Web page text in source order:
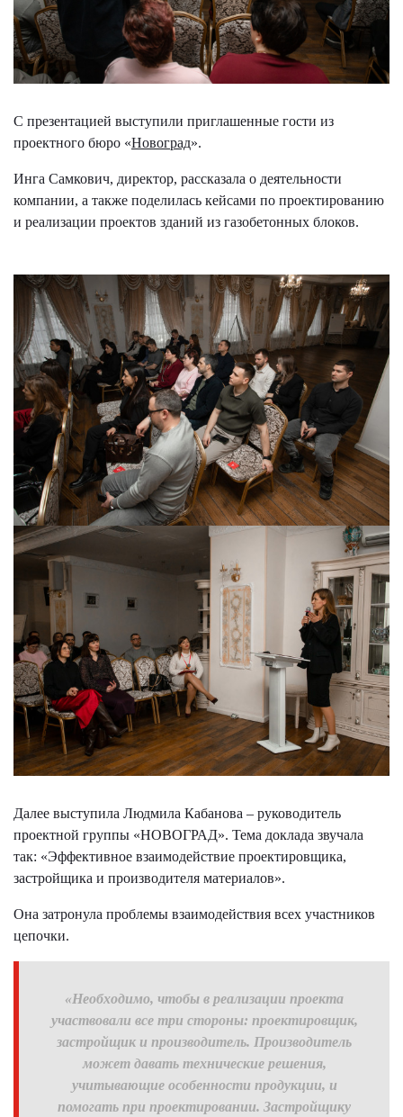
С презентацией выступили приглашенные гости из
проектного бюро «Новоград».
Инга Самкович, директор, рассказала о деятельности
компании, а также поделилась кейсами по проектированию
и реализации проектов зданий из газобетонных блоков.
Далее выступила Людмила Кабанова – руководитель
проектной группы «НОВОГРАД». Тема доклада звучала
так: «Эффективное взаимодействие проектировщика,
застройщика и производителя материалов».
Она затронула проблемы взаимодействия всех участников
цепочки.
«Необходимо, чтобы в реализации проекта
участвовали все три стороны: проектировщик,
застройщик и производитель. Производитель
может давать технические решения,
учитывающие особенности продукции, и
помогать при проектировании. Застройщику